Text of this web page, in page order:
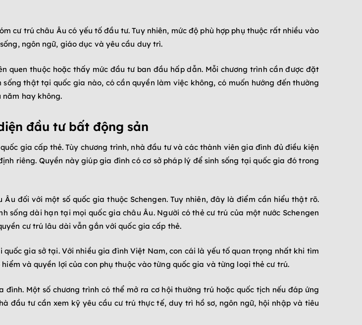
cư trú châu Âu có yếu tố đầu tư. Tuy nhiên, mức độ phù hợp phụ thuộc rất nhiều vào
ngôn ngữ, giáo dục và yêu cầu duy trì.
quen thuộc hoặc thấy mức đầu tư ban đầu hấp dẫn. Mỗi chương trình cần được đặt
thật tại quốc gia nào, có cần quyền làm việc không, có muốn hướng đến thường
hay không.
đầu tư bất động sản
gia cấp thẻ. Tùy chương trình, nhà đầu tư và các thành viên gia đình đủ điều kiện
riêng. Quyền này giúp gia đình có cơ sở pháp lý để sinh sống tại quốc gia đó trong
đối với một số quốc gia thuộc Schengen. Tuy nhiên, đây là điểm cần hiểu thật rõ.
sống dài hạn tại mọi quốc gia châu Âu. Người có thẻ cư trú của một nước Schengen
cư trú lâu dài vẫn gắn với quốc gia cấp thẻ.
gia sở tại. Với nhiều gia đình Việt Nam, con cái là yếu tố quan trọng nhất khi tìm
và quyền lợi của con phụ thuộc vào từng quốc gia và từng loại thẻ cư trú.
Một số chương trình có thể mở ra cơ hội thường trú hoặc quốc tịch nếu đáp ứng
đầu tư cần xem kỹ yêu cầu cư trú thực tế, duy trì hồ sơ, ngôn ngữ, hội nhập và tiêu